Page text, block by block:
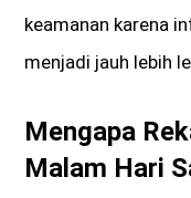
keamanan karena
menjadi jauh lebih
Mengapa
Malam Hari